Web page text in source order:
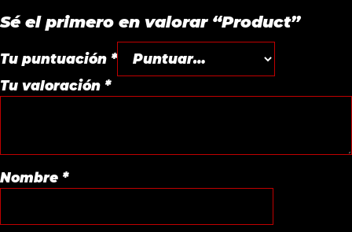
Sé el primero en valorar “Product”
Tu puntuación *
Tu valoración *
Nombre *